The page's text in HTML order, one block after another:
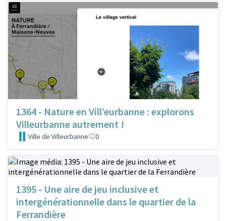
1364 - Nature en Vill’eurbanne : explorons
Villeurbanne autrement !
Ville de Villeurbanne 0
1395 - Une aire de jeu inclusive et
intergénérationnelle dans le quartier de la
Ferrandière